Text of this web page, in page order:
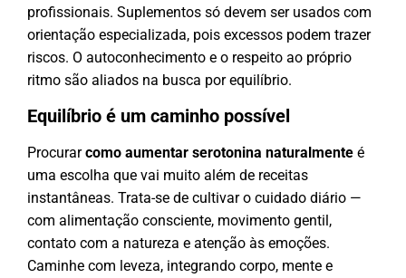
profissionais. Suplementos só devem ser usados com
orientação especializada, pois excessos podem trazer
riscos. O autoconhecimento e o respeito ao próprio
ritmo são aliados na busca por equilíbrio.
Equilíbrio é um caminho possível
Procurarcomo aumentar serotonina naturalmente é
uma escolha que vai muito além de receitas
instantâneas. Trata-se de cultivar o cuidado diário —
com alimentação consciente, movimento gentil,
contato com a natureza e atenção às emoções.
Caminhe com leveza, integrando corpo, mente e